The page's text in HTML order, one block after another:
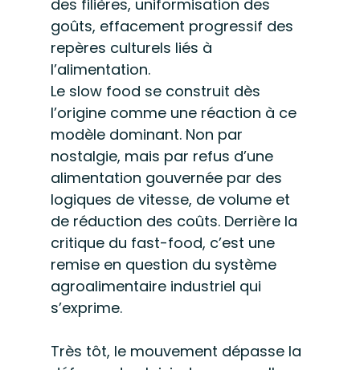
des filières, uniformisation des
goûts, effacement progressif des
repères culturels liés à
l’alimentation.
Le slow food se construit dès
l’origine comme une réaction à ce
modèle dominant. Non par
nostalgie, mais par refus d’une
alimentation gouvernée par des
logiques de vitesse, de volume et
de réduction des coûts. Derrière la
critique du fast-food, c’est une
remise en question du système
agroalimentaire industriel qui
s’exprime.
Très tôt, le mouvement dépasse la